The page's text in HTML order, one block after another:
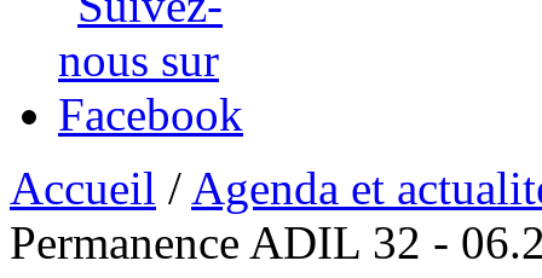
Accueil / Agenda et
Permanence ADIL 32 -